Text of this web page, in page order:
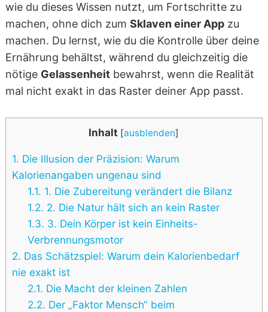
wie du dieses Wissen nutzt, um Fortschritte zu
machen, ohne dich zum Sklaven einer Appzu
machen. Du lernst, wie du die Kontrolle über deine
Ernährung behältst, während du gleichzeitig die
nötige Gelassenheitbewahrst, wenn die Realität
mal nicht exakt in das Raster deiner App passt.
Inhalt [ausblenden]
1. Die Illusion der Präzision: Warum
Kalorienangaben ungenau sind
1.1. 1. Die Zubereitung verändert die Bilanz
1.2. 2. Die Natur hält sich an kein Raster
1.3. 3. Dein Körper ist kein Einheits-
Verbrennungsmotor
2. Das Schätzspiel: Warum dein Kalorienbedarf
nie exakt ist
2.1. Die Macht der kleinen Zahlen
2.2. Der „Faktor Mensch“ beim